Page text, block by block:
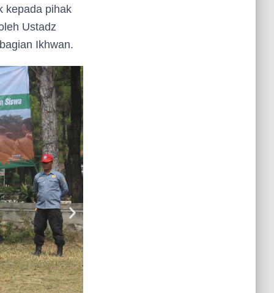
kepada pihak
Ustadz
Ikhwan.